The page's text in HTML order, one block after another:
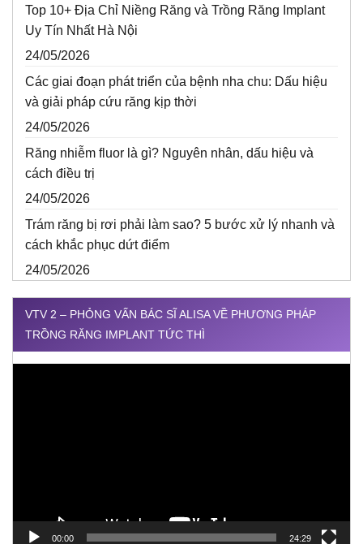
Top 10+ Địa Chỉ Niềng Răng và Trồng Răng Implant
Uy Tín Nhất Hà Nội
24/05/2026
Các giai đoạn phát triển của bệnh nha chu: Dấu hiệu
và giải pháp cứu răng kịp thời
24/05/2026
Răng nhiễm fluor là gì? Nguyên nhân, dấu hiệu và
cách điều trị
24/05/2026
Trám răng bị rơi phải làm sao? 5 bước xử lý nhanh và
cách khắc phục dứt điểm
24/05/2026
VTV 2 – PHỎNG VẤN BÁC SĨ ALISA VỀ PHƯƠNG PHÁP
TRỒNG RĂNG IMPLANT TỨC THÌ
00:00 24:29